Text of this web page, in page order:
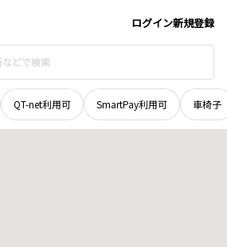
ログイン新規登録
QT-net利用可 SmartPay利用可 車椅子